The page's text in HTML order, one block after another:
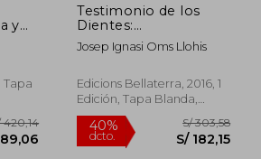
y
Tapa
Testimonio de los
Dientes:
Antropología
Dentaria de la
Hasta el Presente
(Arqueología)
Josep Ignasi Oms Llohis
Edicions Bellaterra, 2016, 1
Edición, Tapa Blanda,
Nuevo